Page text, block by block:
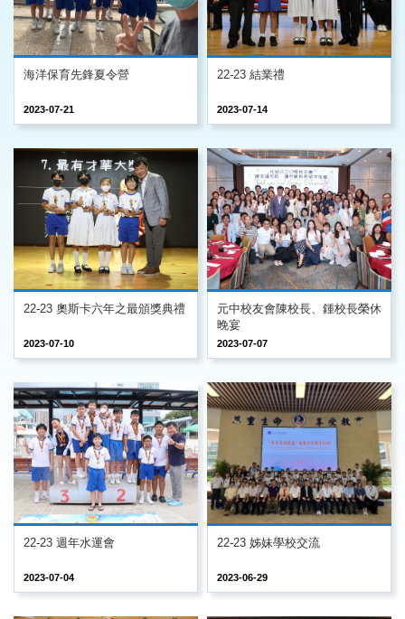
海洋保育先鋒夏令營
2023-07-21
22-23 結業禮
2023-07-14
22-23 奧斯卡六年之最頒獎典禮
2023-07-10
元中校友會陳校長、鍾校長榮休
晚宴
2023-07-07
22-23 週年水運會
2023-07-04
22-23 姊妹學校交流
2023-06-29